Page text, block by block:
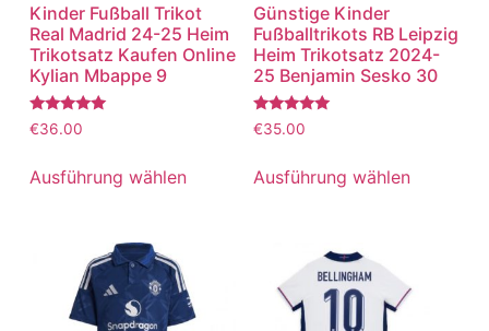
Kinder Fußball Trikot
Real Madrid 24-25 Heim
Trikotsatz Kaufen Online
Kylian Mbappe 9
Bewertet
mit
von 5
€36.00
Ausführung wählen
Günstige Kinder
Fußballtrikots RB Leipzig
Heim Trikotsatz 2024-
25 Benjamin Sesko 30
Bewertet
mit
von 5
€35.00
Ausführung wählen